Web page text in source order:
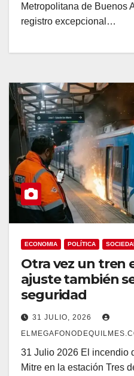
Metropolitana de Buenos
registro excepcional…
ECONOMIA POLÍTICA
Otra vez un tren
ajuste también
seguridad
31 JULIO, 2026
31 Julio 2026 El incendio
Mitre en la estación Tres